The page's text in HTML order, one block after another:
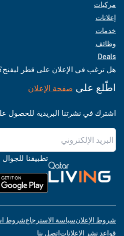
مركبات
إعلانات
خدمات
وظائف
Deals
هل ترغب في الإعلان على قطر
اطّلع على صفحة الإعلان
اشترك في نشرتنا البريدية للحصول
تطبيقنا للجوال
شروط الإعلانسياسة الاسترجاعشروط
قواعد نشر الإعلاناتاتصل بنا